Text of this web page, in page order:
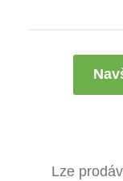
Lze